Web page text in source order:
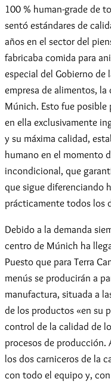
100 % human-grade de
sentó estándares de
años en el sector del
fabricaba comida para
especial del Gobierno de
empresa de alimentos,
Múnich. Esto fue posible
en ella exclusivamente
y su máxima calidad,
humano en el momento
incondicional, que
que sigue diferenciando
prácticamente todos los
Debido a la demanda
centro de Múnich ha
Puesto que para Terra
menús se producirán a
manufactura, situada a
de los productos «en su
control de la calidad de
procesos de producción.
los dos carniceros de la
con todo el equipo y,